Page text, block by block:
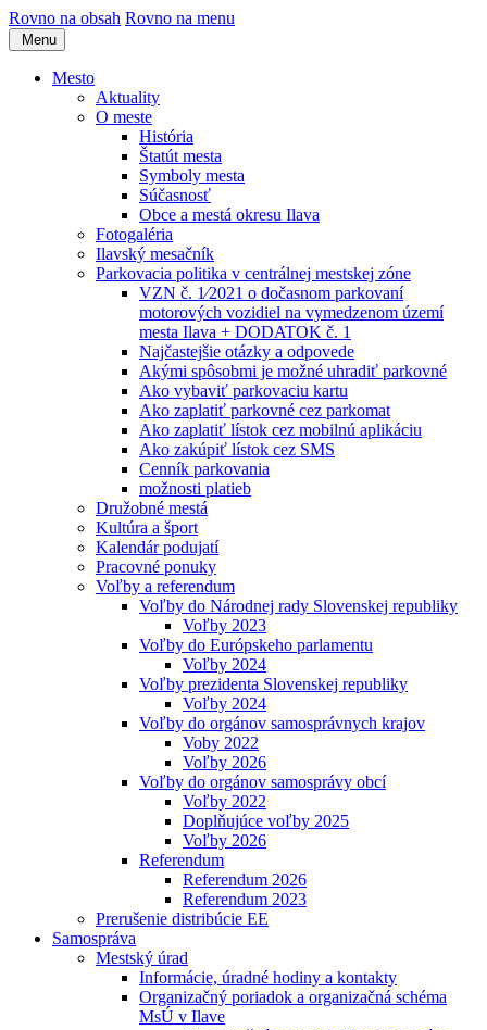
Rovno na obsah Rovno na menu
Menu
Mesto
Aktuality
O meste
História
Štatút mesta
Symboly mesta
Súčasnosť
Obce a mestá okresu Ilava
Fotogaléria
Ilavský mesačník
Parkovacia politika v centrálnej mestskej zóne
VZN č. 1⁄2021 o dočasnom parkovaní
motorových vozidiel na vymedzenom území
mesta Ilava + DODATOK č. 1
Najčastejšie otázky a odpovede
Akými spôsobmi je možné uhradiť parkovné
Ako vybaviť parkovaciu kartu
Ako zaplatiť parkovné cez parkomat
Ako zaplatiť lístok cez mobilnú aplikáciu
Ako zakúpiť lístok cez SMS
Cenník parkovania
možnosti platieb
Družobné mestá
Kultúra a šport
Kalendár podujatí
Pracovné ponuky
Voľby a referendum
Voľby do Národnej rady Slovenskej republiky
Voľby 2023
Voľby do Európskeho parlamentu
Voľby 2024
Voľby prezidenta Slovenskej republiky
Voľby 2024
Voľby do orgánov samosprávnych krajov
Voby 2022
Voľby 2026
Voľby do orgánov samosprávy obcí
Voľby 2022
Doplňujúce voľby 2025
Voľby 2026
Referendum
Referendum 2026
Referendum 2023
Prerušenie distribúcie EE
Samospráva
Mestský úrad
Informácie, úradné hodiny a kontakty
Organizačný poriadok a organizačná schéma
MsÚ v Ilave